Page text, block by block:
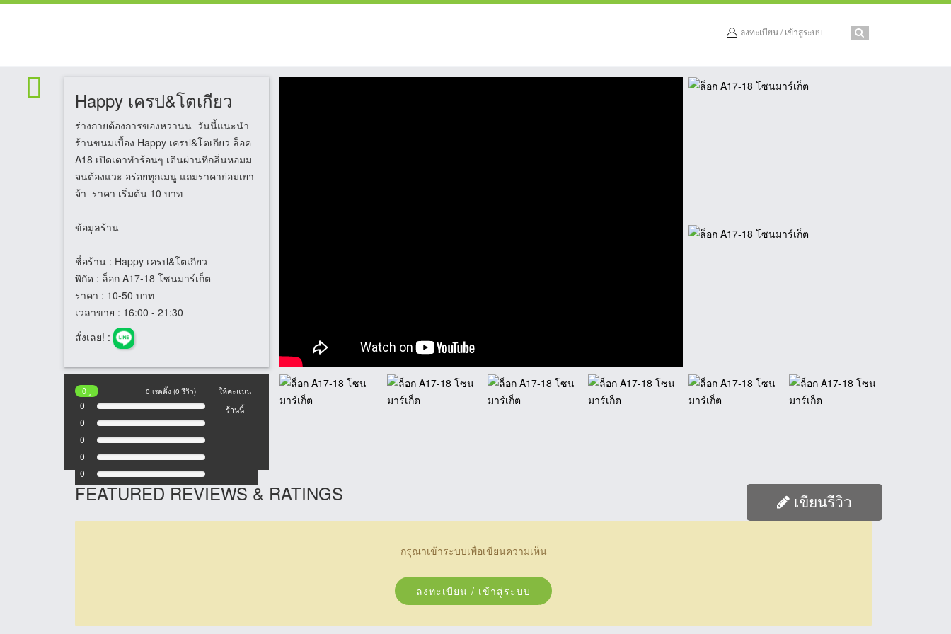
ลงทะเบียน / เข้าสู่ระบบ
Happy เครป&โตเกียว
ร่างกายต้องการของหวานน วันนี้แนะนำ
ร้านขนมเบื้อง Happy เครป&โตเกียว ล็อค
A18 เปิดเตาทำร้อนๆ เดินผ่านทีกลิ่นหอมม
จนต้องแวะ อร่อยทุกเมนู แถมราคาย่อมเยา
จ้า ราคา เริ่มต้น 10 บาท
ข้อมูลร้าน
ชื่อร้าน: Happy เครป&โตเกียว
พิกัด : ล็อก A17-18 โซนมาร์เก็ต
ราคา : 10-50 บาท
เวลาขาย : 16:00 - 21:30
สั่งเลย! :
0 0 เรตติ้ง (0 รีวิว)
ให้คะแนน
ร้านนี้
0
0
0
0
0
FEATURED REVIEWS & RATINGS เขียนรีวิว
กรุณาเข้าระบบเพื่อเขียนความเห็น
ลงทะเบียน / เข้าสู่ระบบ